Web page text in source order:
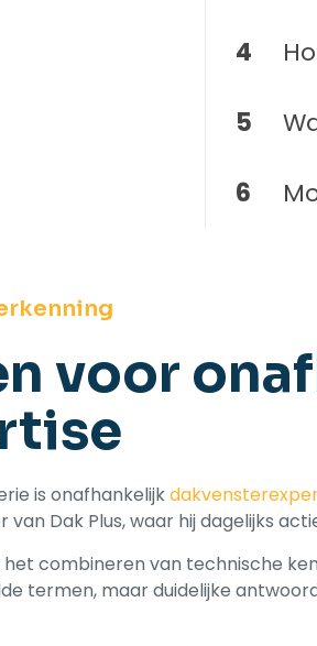
4
5
6
voor
is onafhankelijk
van Dak Plus, waar hij dagelijks
het combineren van technische
termen, maar duidelijke